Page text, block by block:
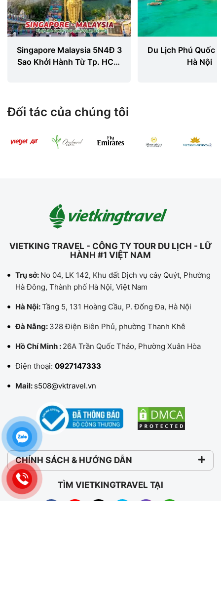
Singapore Malaysia 5N4Đ 3
Sao Khởi Hành Từ Tp. HCM
Du Lịch Phú Quốc
Hà Nội
Đối tác của chúng tôi
VIETKING TRAVEL - CÔNG TY TOUR DU LỊCH - LỮ
HÀNH #1 VIỆT NAM
Trụ sở: No 04, LK 142, Khu đất Dịch vụ cây Quýt, Phường
Hà Đông, Thành phố Hà Nội, Việt Nam
Hà Nội:Tầng 5, 131 Hoàng Cầu, P. Đống Đa, Hà Nội
Đà Nẵng: 328 Điện Biên Phủ, phường Thanh Khê
Hồ Chí Minh : 26A Trần Quốc Thảo, Phường Xuân Hòa
Điện thoại: 0927147333
Mail: s508@vktravel.vn
CHÍNH SÁCH & HƯỚNG DẪN
TÌM VIETKINGTRAVEL TẠI